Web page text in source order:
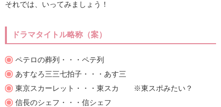
それでは、いってみましょう！
ドラマタイトル略称（案）
ペテロの葬列・・・ペテ列
あすなろ三三七拍子・・・あす三
東京スカーレット・・・東スカ ※東スポみたい？
信長のシェフ・・・信シェフ